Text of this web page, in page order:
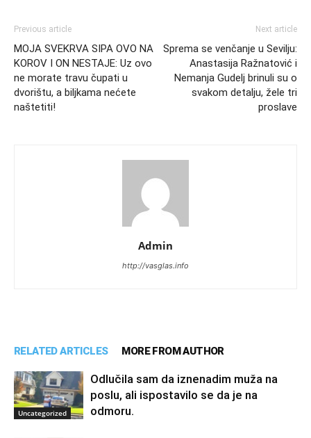
Previous article
MOJA SVEKRVA SIPA OVO NA
KOROV I ON NESTAJE: Uz ovo
ne morate travu čupati u
dvorištu, a biljkama nećete
naštetiti!
Next article
Sprema se venčanje u Sevilju:
Anastasija Ražnatović i
Nemanja Gudelj brinuli su o
svakom detalju, žele tri
proslave
Admin
http://vasglas.info
RELATED ARTICLES MORE FROM AUTHOR
Uncategorized
Odlučila sam da iznenadim muža na
poslu, ali ispostavilo se da je na
odmoru.